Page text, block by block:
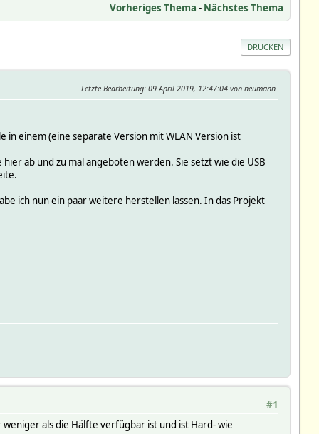
Vorheriges Thema - Nächstes Thema
DRUCKEN
Letzte Bearbeitung: 09 April 2019, 12:47:04 von neumann
in einem (eine separate Version mit WLAN Version ist
ab und zu mal angeboten werden. Sie setzt wie die USB
ich nun ein paar weitere herstellen lassen. In das Projekt
#1
als die Hälfte verfügbar ist und ist Hard- wie